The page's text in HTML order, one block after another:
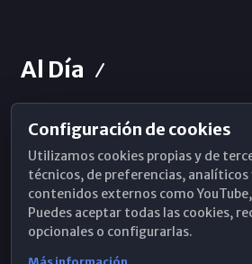
Al Día
Horarios de Misa
Hemeroteca
WhatsApp
Configuración de cookies
Utilizamos cookies propias y de
técnicos, de preferencias,
contenidos externos como
Puedes aceptar todas las cookies,
opcionales o configurarlas.